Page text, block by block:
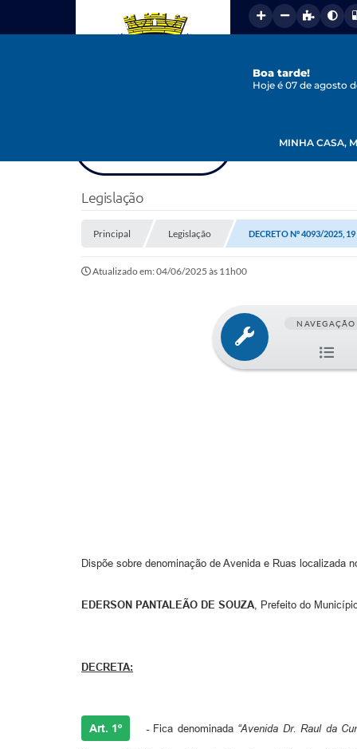
Boa tarde!
Hoje é 07 de agosto
MINHA CASA,
Legislação
Principal Legislação DECRETO Nº 4093/2025,
Atualizado em: 04/06/2025 às 11h00
NAVEGAÇÃO
Dispõe sobre denominação de Avenida e Ruas localizada
EDERSON PANTALEÃO DE SOUZA , Prefeito do
DECRETA:
Art. 1º -Fica denominada “Avenida Dr. Raul da